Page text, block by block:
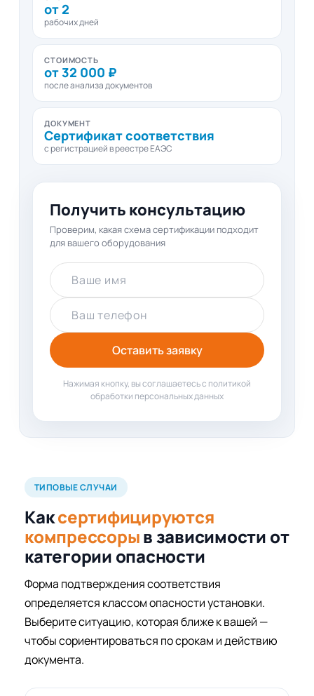
от 2
рабочих дней
СТОИМОСТЬ
от 32 000 ₽
после анализа документов
ДОКУМЕНТ
Сертификат соответствия
с регистрацией в реестре ЕАЭС
Получить консультацию
Проверим, какая схема сертификации подходит
для вашего оборудования
Ваше имя
Ваш телефон
Оставить заявку
Нажимая кнопку, вы соглашаетесь с политикой
обработки персональных данных
ТИПОВЫЕ СЛУЧАИ
Каксертифицируются
компрессорыв зависимости от
категории опасности
Форма подтверждения соответствия
определяется классом опасности установки.
Выберите ситуацию, которая ближе к вашей —
чтобы сориентироваться по срокам и действию
документа.